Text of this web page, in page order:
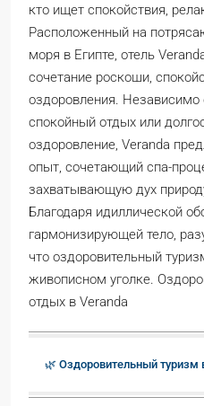
кто ищет спокойствия,
Расположенный на
моря в Египте, отель
сочетание роскоши,
оздоровления. Независимо
спокойный отдых или
оздоровление, Veranda
опыт, сочетающий спа-
захватывающую дух
Благодаря идиллической
гармонизирующей тело,
что оздоровительный
живописном уголке.
отдых в Veranda
🌿 Оздоровительный